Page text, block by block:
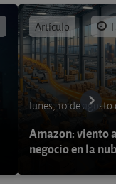
Artículo
lunes, 10 de agosto
Amazon: viento
negocio en la